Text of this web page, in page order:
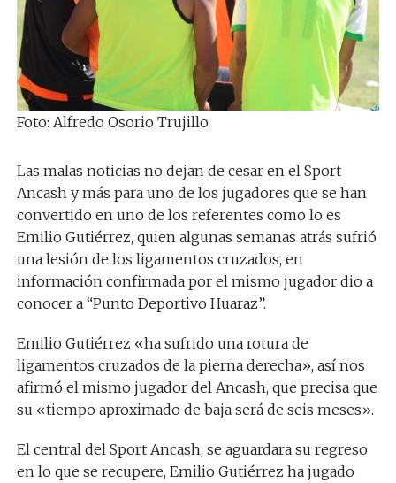
Foto: Alfredo Osorio Trujillo
Las malas noticias no dejan de cesar en el Sport
Ancash y más para uno de los jugadores que se han
convertido en uno de los referentes como lo es
Emilio Gutiérrez, quien algunas semanas atrás sufrió
una lesión de los ligamentos cruzados, en
información confirmada por el mismo jugador dio a
conocer a “Punto Deportivo Huaraz”.
Emilio Gutiérrez «ha sufrido una rotura de
ligamentos cruzados de la pierna derecha», así nos
afirmó el mismo jugador del Ancash, que precisa que
su «tiempo aproximado de baja será de seis meses».
El central del Sport Ancash, se aguardara su regreso
en lo que se recupere, Emilio Gutiérrez ha jugado